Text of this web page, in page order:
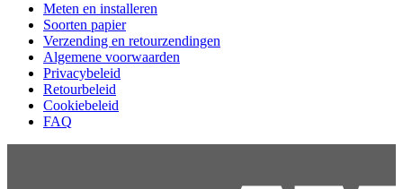
Meten en installeren
Soorten papier
Verzending en retourzendingen
Algemene voorwaarden
Privacybeleid
Retourbeleid
Cookiebeleid
FAQ